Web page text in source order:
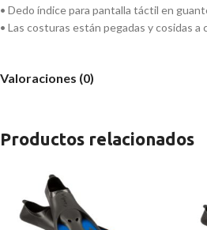
• Dedo índice para pantalla táctil en
• Las costuras están pegadas y cosidas a
Valoraciones (0)
Productos relacionados